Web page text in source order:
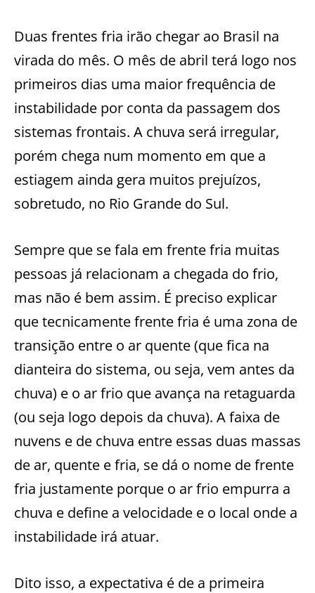
Duas frentes fria irão chegar ao Brasil na
virada do mês. O mês de abril terá logo nos
primeiros dias uma maior frequência de
instabilidade por conta da passagem dos
sistemas frontais. A chuva será irregular,
porém chega num momento em que a
estiagem ainda gera muitos prejuízos,
sobretudo, no Rio Grande do Sul.
Sempre que se fala em frente fria muitas
pessoas já relacionam a chegada do frio,
mas não é bem assim. É preciso explicar
que tecnicamente frente fria é uma zona de
transição entre o ar quente (que fica na
dianteira do sistema, ou seja, vem antes da
chuva) e o ar frio que avança na retaguarda
(ou seja logo depois da chuva). A faixa de
nuvens e de chuva entre essas duas massas
de ar, quente e fria, se dá o nome de frente
fria justamente porque o ar frio empurra a
chuva e define a velocidade e o local onde a
instabilidade irá atuar.
Dito isso, a expectativa é de a primeira